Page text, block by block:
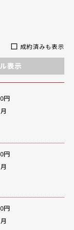
成約済みも表示
表示
円
円
円